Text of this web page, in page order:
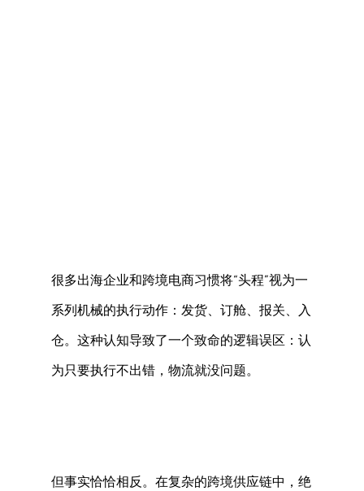
很多出海企业和跨境电商习惯将“头程”视为一
系列机械的执行动作：发货、订舱、报关、入
仓。这种认知导致了一个致命的逻辑误区：认
为只要执行不出错，物流就没问题。
但事实恰恰相反。在复杂的跨境供应链中，绝